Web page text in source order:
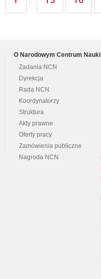
O Narodowym Centrum Nauki
Zadania NCN
Dyrekcja
Rada NCN
Koordynatorzy
Struktura
Akty prawne
Oferty pracy
Zamówienia publiczne
Nagroda NCN